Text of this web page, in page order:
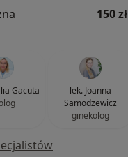
150 zł
Gacuta
lek. Joanna
Samodzewicz
ginekolog